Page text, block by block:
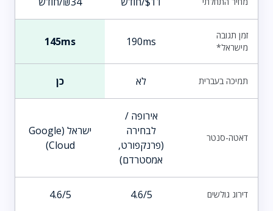
זמן תגובה
מישראל*
190ms
145ms
תמיכה בעברית לא כן
דאטה-סנטר
אירופה /
לבחירה
(פרנקפורט,
אמסטרדם)
ישראל (Google
Cloud)
דירוג גולשים 4.6/5
4.6/5